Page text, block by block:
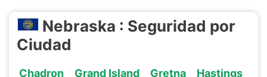
Nebraska : Seguridad por
Ciudad
Chadron Grand Island Gretna
Hastings